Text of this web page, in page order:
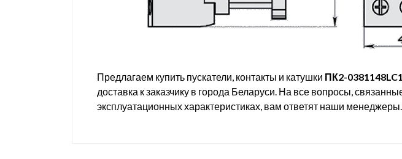
Предлагаем купить пускатели, контакты и катушки ПК2-
доставка к заказчику в города Беларуси. На все вопросы,
эксплуатационных характеристиках, вам ответят наши менеджеры.